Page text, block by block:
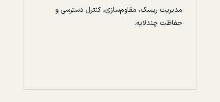
مدیریت ریسک، مقاوم‌سازی، کنترل دسترسی و
حفاظت چندلایه.